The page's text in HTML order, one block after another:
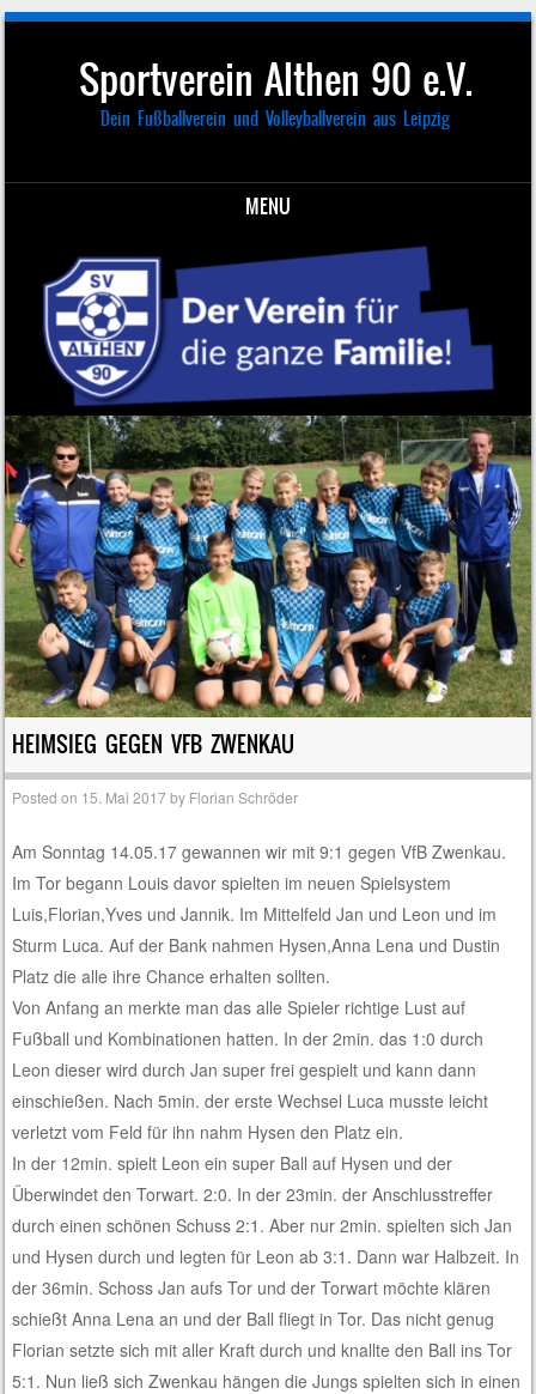
Sportverein Althen 90 e.V.
Dein Fußballverein und Volleyballverein aus Leipzig
MENU
HEIMSIEG GEGEN VFB ZWENKAU
Posted on 15. Mai 2017by Florian Schröder
Am Sonntag 14.05.17 gewannen wir mit 9:1 gegen VfB Zwenkau.
Im Tor begann Louis davor spielten im neuen Spielsystem
Luis,Florian,Yves und Jannik. Im Mittelfeld Jan und Leon und im
Sturm Luca. Auf der Bank nahmen Hysen,Anna Lena und Dustin
Platz die alle ihre Chance erhalten sollten.
Von Anfang an merkte man das alle Spieler richtige Lust auf
Fußball und Kombinationen hatten. In der 2min. das 1:0 durch
Leon dieser wird durch Jan super frei gespielt und kann dann
einschießen. Nach 5min. der erste Wechsel Luca musste leicht
verletzt vom Feld für ihn nahm Hysen den Platz ein.
In der 12min. spielt Leon ein super Ball auf Hysen und der
Überwindet den Torwart. 2:0. In der 23min. der Anschlusstreffer
durch einen schönen Schuss 2:1. Aber nur 2min. spielten sich Jan
und Hysen durch und legten für Leon ab 3:1. Dann war Halbzeit. In
der 36min. Schoss Jan aufs Tor und der Torwart möchte klären
schießt Anna Lena an und der Ball fliegt in Tor. Das nicht genug
Florian setzte sich mit aller Kraft durch und knallte den Ball ins Tor
5:1. Nun ließ sich Zwenkau hängen die Jungs spielten sich in einen